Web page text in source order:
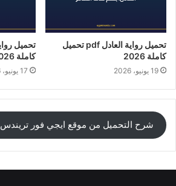
تحميل رواية العادل pdf تحميل
كاملة 2026
19 يونيو، 2026
كاملة 2026
17 يونيو، 2026
شرح التحميل من موقع ايجي فور تريندس